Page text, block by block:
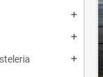
add
add
add